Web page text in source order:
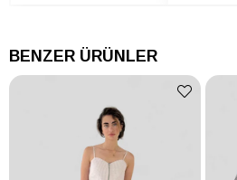
BENZER ÜRÜNLER